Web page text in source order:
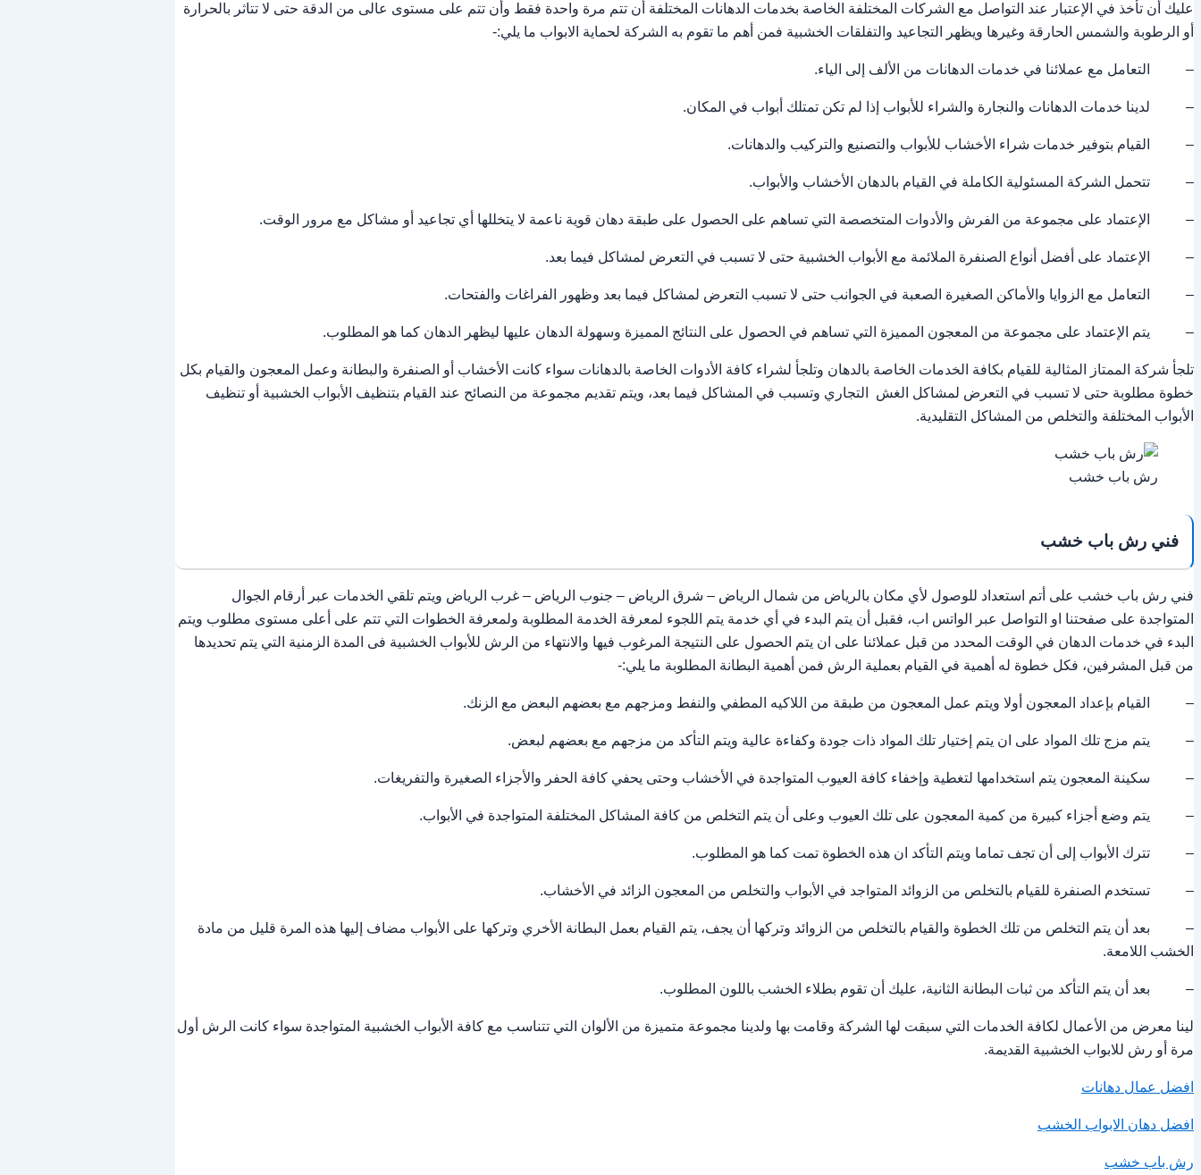
عليك أن تأخذ في الإعتبار عند التواصل مع الشركات المختلفة الخاصة بخدمات الدهانات المختلفة أن تتم مرة واحدة فقط وأن تتم على مستوى عالى من الدقة حتى لا تتاثر بالحرارة
أو الرطوبة والشمس الحارقة وغيرها ويظهر التجاعيد والتفلقات الخشبية فمن أهم ما تقوم به الشركة لحماية الابواب ما يلي:-
– التعامل مع عملائنا في خدمات الدهانات من الألف إلى الياء.
– لدينا خدمات الدهانات والنجارة والشراء للأبواب إذا لم تكن تمتلك أبواب في المكان.
– القيام بتوفير خدمات شراء الأخشاب للأبواب والتصنيع والتركيب والدهانات.
– تتحمل الشركة المسئولية الكاملة في القيام بالدهان الأخشاب والأبواب.
– الإعتماد على مجموعة من الفرش والأدوات المتخصصة التي تساهم على الحصول على طبقة دهان قوية ناعمة لا يتخللها أي تجاعيد أو مشاكل مع مرور الوقت.
– الإعتماد على أفضل أنواع الصنفرة الملائمة مع الأبواب الخشبية حتى لا تسبب في التعرض لمشاكل فيما بعد.
– التعامل مع الزوايا والأماكن الصغيرة الصعبة في الجوانب حتى لا تسبب التعرض لمشاكل فيما بعد وظهور الفراغات والفتحات.
– يتم الإعتماد على مجموعة من المعجون المميزة التي تساهم في الحصول على النتائج المميزة وسهولة الدهان عليها ليظهر الدهان كما هو المطلوب.
تلجأ شركة الممتاز المثالية للقيام بكافة الخدمات الخاصة بالدهان وتلجأ لشراء كافة الأدوات الخاصة بالدهانات سواء كانت الأخشاب أو الصنفرة والبطانة وعمل المعجون والقيام بكل
خطوة مطلوبة حتى لا تسبب في التعرض لمشاكل الغش التجاري وتسبب في المشاكل فيما بعد، ويتم تقديم مجموعة من النصائح عند القيام بتنظيف الأبواب الخشبية أو تنظيف
الأبواب المختلفة والتخلص من المشاكل التقليدية.
رش باب خشب
فني رش باب خشب
فني رش باب خشب على أتم استعداد للوصول لأي مكان بالرياض من شمال الرياض – شرق الرياض – جنوب الرياض – غرب الرياض ويتم تلقي الخدمات عبر أرقام الجوال
المتواجدة على صفحتنا او التواصل عبر الواتس اب، فقبل أن يتم البدء في أي خدمة يتم اللجوء لمعرفة الخدمة المطلوبة ولمعرفة الخطوات التي تتم على أعلى مستوى مطلوب ويتم
البدء في خدمات الدهان في الوقت المحدد من قبل عملائنا على ان يتم الحصول على النتيجة المرغوب فيها والانتهاء من الرش للأبواب الخشبية فى المدة الزمنية التي يتم تحديدها
من قبل المشرفين، فكل خطوة له أهمية في القيام بعملية الرش فمن أهمية البطانة المطلوبة ما يلي:-
– القيام بإعداد المعجون أولا ويتم عمل المعجون من طبقة من اللاكيه المطفي والنفط ومزجهم مع بعضهم البعض مع الزنك.
– يتم مزج تلك المواد على ان يتم إختيار تلك المواد ذات جودة وكفاءة عالية ويتم التأكد من مزجهم مع بعضهم لبعض.
– سكينة المعجون يتم استخدامها لتغطية وإخفاء كافة العيوب المتواجدة في الأخشاب وحتى يحفي كافة الحفر والأجزاء الصغيرة والتفريغات.
– يتم وضع أجزاء كبيرة من كمية المعجون على تلك العيوب وعلى أن يتم التخلص من كافة المشاكل المختلفة المتواجدة في الأبواب.
– تترك الأبواب إلى أن تجف تماما ويتم التأكد ان هذه الخطوة تمت كما هو المطلوب.
– تستخدم الصنفرة للقيام بالتخلص من الزوائد المتواجد في الأبواب والتخلص من المعجون الزائد في الأخشاب.
– بعد أن يتم التخلص من تلك الخطوة والقيام بالتخلص من الزوائد وتركها أن يجف، يتم القيام بعمل البطانة الأخري وتركها على الأبواب مضاف إليها هذه المرة قليل من مادة
الخشب اللامعة.
– بعد أن يتم التأكد من ثبات البطانة الثانية، عليك أن تقوم بطلاء الخشب باللون المطلوب.
لينا معرض من الأعمال لكافة الخدمات التي سبقت لها الشركة وقامت بها ولدينا مجموعة متميزة من الألوان التي تتناسب مع كافة الأبواب الخشبية المتواجدة سواء كانت الرش أول
مرة أو رش للابواب الخشبية القديمة.
افضل عمال دهانات
افضل دهان الابواب الخشب
رش باب خشب